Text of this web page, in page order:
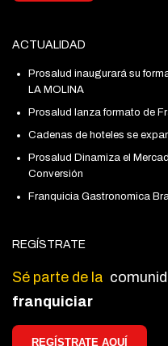
ACTUALIDAD
Prosalud inaugurará su
LA MOLINA
Prosalud lanza formato de
Cadenas de hoteles se
Prosalud Dinamiza el
Conversión
Franquicia Gastronomica
REGÍSTRATE
Sé parte de la
franquiciar
REGÍSTRATE AQUÍ